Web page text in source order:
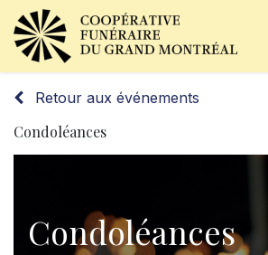
Retour aux événements
Condoléances
Condoléances